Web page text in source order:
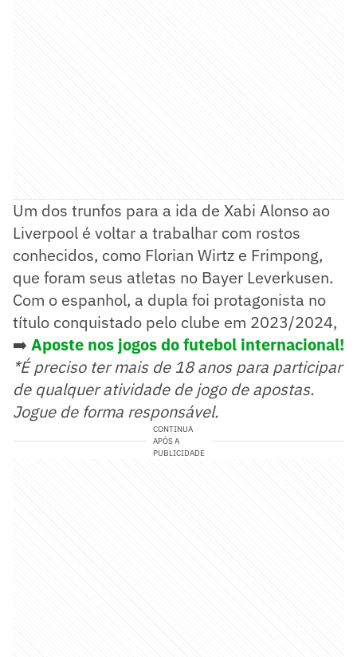
Um dos trunfos para a ida de Xabi Alonso ao
Liverpool é voltar a trabalhar com rostos
conhecidos, como Florian Wirtz e Frimpong,
que foram seus atletas no Bayer Leverkusen.
Com o espanhol, a dupla foi protagonista no
título conquistado pelo clube em 2023/2024,
➡️ Aposte nos jogos do futebol internacional!
*É preciso ter mais de 18 anos para participar
de qualquer atividade de jogo de apostas.
Jogue de forma responsável.
CONTINUA
APÓS A
PUBLICIDADE